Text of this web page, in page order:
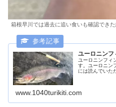
箱根早川では過去に追い食いも確認でき
ユーロニン
ユーロニンフィ
す。ユーロニン
には読んでいた
www.1040turikiti.com